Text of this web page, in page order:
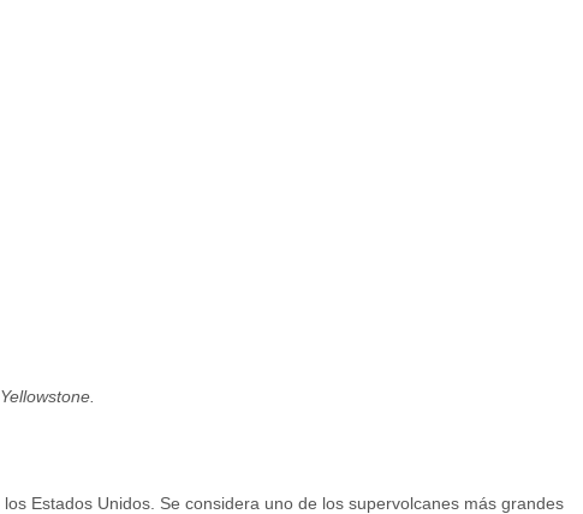
Estados Unidos. Se considera uno de los supervolcanes más grandes